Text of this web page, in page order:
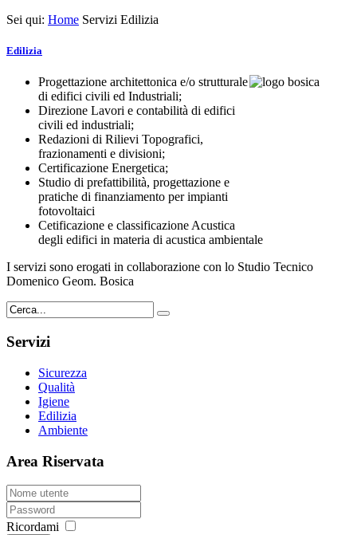
Sei qui: Home Servizi Edilizia
Edilizia
Progettazione architettonica e/o strutturale
di edifici civili ed Industriali;
Direzione Lavori e contabilità di edifici
civili ed industriali;
Redazioni di Rilievi Topografici,
frazionamenti e divisioni;
Certificazione Energetica;
Studio di prefattibilità, progettazione e
pratiche di finanziamento per impianti
fotovoltaici
Cetificazione e classificazione Acustica
degli edifici in materia di acustica ambientale
I servizi sono erogati in collaborazione con lo Studio Tecnico
Domenico Geom. Bosica
Servizi
Sicurezza
Qualità
Igiene
Edilizia
Ambiente
Area Riservata
Ricordami